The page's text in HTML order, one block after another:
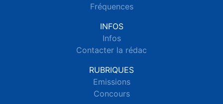
Fréquences
INFOS
Infos
Contacter la rédac
RUBRIQUES
Emissions
Concours